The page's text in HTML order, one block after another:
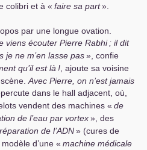
colibri et à « faire sa part».
par une longue ovation.
viens écouter Pierre Rabhi ; il dit
je ne m’en lasse pas», confie
qu’il est là ! , ajoute sa voisine
Avec Pierre, on n’est jamais
dans le hall adjacent, où,
vendent des machines « de
de l’eau par vortex», des
de l’ADN» (cures de
d’une « machine médicale